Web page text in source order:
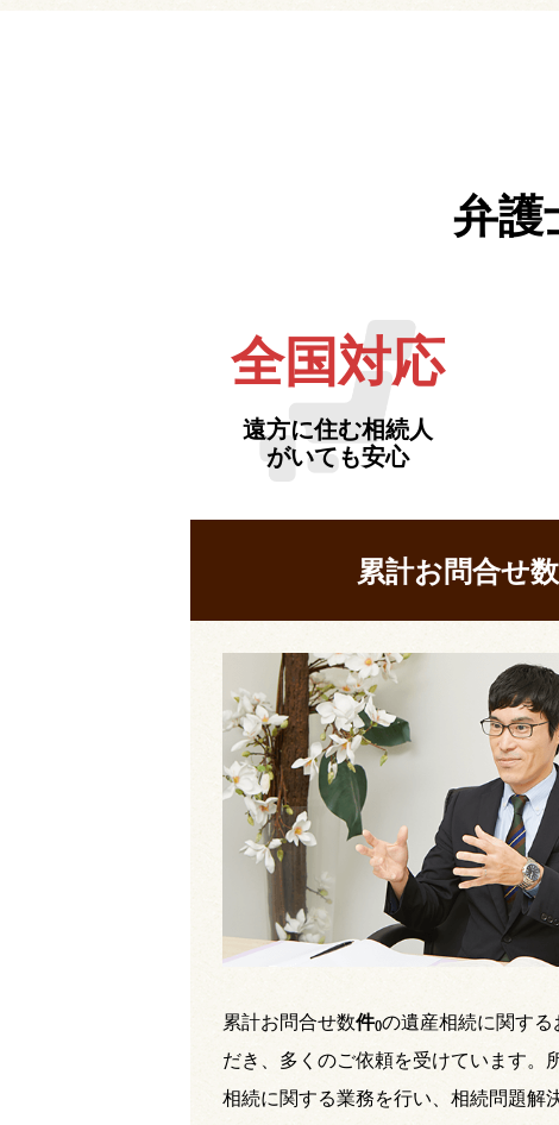
弁護
全国対応
遠方に住む相続人
がいても安心
累計お問合せ
累計お問合せ数件()の遺産相続に関する
だき、多くのご依頼を受けています。
相続に関する業務を行い、相続問題解